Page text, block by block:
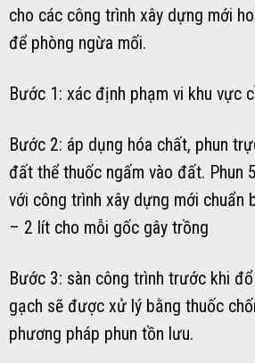
cho các công trình xây dựng mới
để phòng ngừa mối.
Bước 1: xác định phạm vi khu vực
Bước 2: áp dụng hóa chất, phun
đất thể thuốc ngấm vào đất. Phun
với công trình xây dựng mới chuẩn
– 2 lít cho mỗi gốc gây trồng
Bước 3: sàn công trình trước khi
gạch sẽ được xử lý bằng thuốc
phương pháp phun tồn lưu.